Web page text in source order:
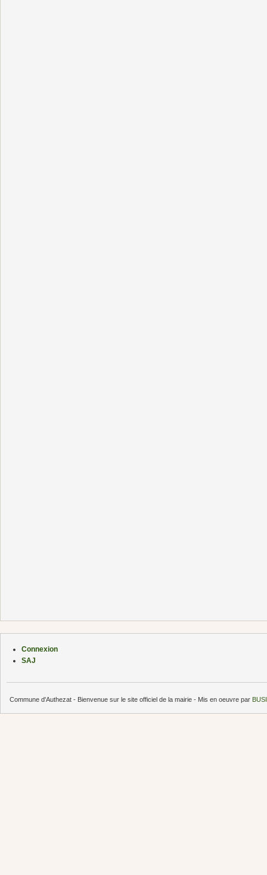
Connexion
SAJ
Commune d'Authezat - Bienvenue sur le site officiel de la mairie - Mis en oeuvre par